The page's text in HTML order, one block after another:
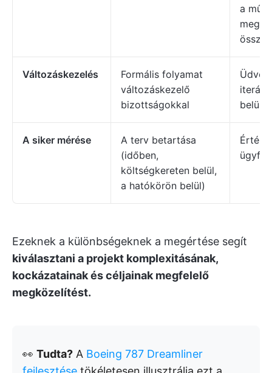
a
Változáskezelés
Formális folyamat
változáskezelő
bizottságokkal
belül
A siker mérése
A terv betartása
(időben,
költségkereten belül,
a hatókörön belül)
Ezeknek a különbségeknek a megértése segít
kiválasztani a projekt komplexitásának,
kockázatainak és céljainak megfelelő
megközelítést.
👀 Tudta? A Boeing 787 Dreamliner